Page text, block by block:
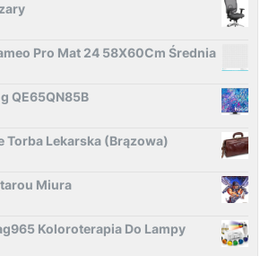
Pro Mat 24 58X60Cm Średnia
QE65QN85B
Torba Lekarska (Brązowa)
Miura
Koloroterapia Do Lampy